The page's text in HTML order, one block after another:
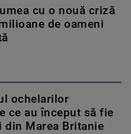
cu o nouă criză
de oameni
ochelarilor
ce au început să fie
Marea Britanie